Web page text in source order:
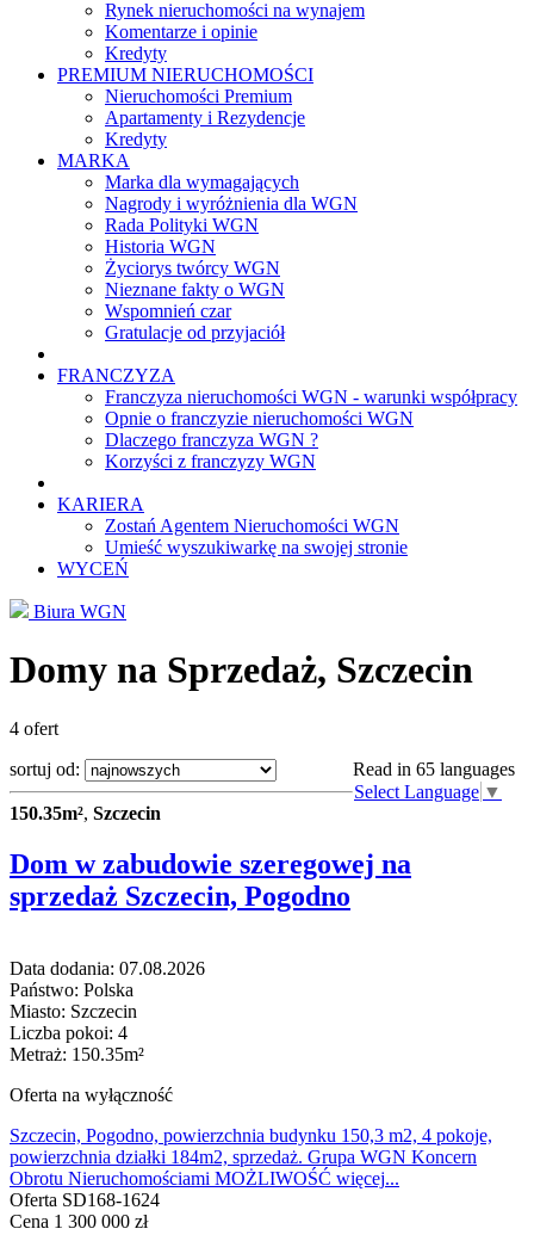
Rynek nieruchomości na wynajem
Komentarze i opinie
Kredyty
PREMIUM NIERUCHOMOŚCI
Nieruchomości Premium
Apartamenty i Rezydencje
Kredyty
MARKA
Marka dla wymagających
Nagrody i wyróżnienia dla WGN
Rada Polityki WGN
Historia WGN
Życiorys twórcy WGN
Nieznane fakty o WGN
Wspomnień czar
Gratulacje od przyjaciół
FRANCZYZA
Franczyza nieruchomości WGN - warunki współpracy
Opnie o franczyzie nieruchomości WGN
Dlaczego franczyza WGN ?
Korzyści z franczyzy WGN
KARIERA
Zostań Agentem Nieruchomości WGN
Umieść wyszukiwarkę na swojej stronie
WYCEŃ
Biura WGN
Domy na Sprzedaż, Szczecin
4 ofert
Read in 65 languages
Select Language ▼
sortuj od:
150.35m², Szczecin
Dom w zabudowie szeregowej na
sprzedaż Szczecin, Pogodno
Data dodania: 07.08.2026
Państwo: Polska
Miasto: Szczecin
Liczba pokoi: 4
Metraż: 150.35m²
Oferta na wyłączność
Szczecin, Pogodno, powierzchnia budynku 150,3 m2, 4 pokoje,
powierzchnia działki 184m2, sprzedaż. Grupa WGN Koncern
Obrotu Nieruchomościami MOŻLIWOŚĆ więcej...
Oferta SD168-1624
Cena 1 300 000 zł